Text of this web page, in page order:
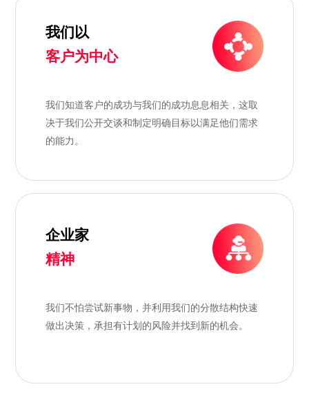
我们以
客户为中心
我们知道客户的成功与我们的成功息息相关，这取
决于我们公开交谈和制定明确目标以满足他们需求
的能力。
企业家
精神
我们不怕尝试新事物，并利用我们的分散结构快速
做出决策，承担有计划的风险并找到新的机会。